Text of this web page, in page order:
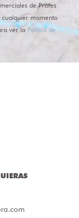
de Profes
cualquier momento
ver la Política de